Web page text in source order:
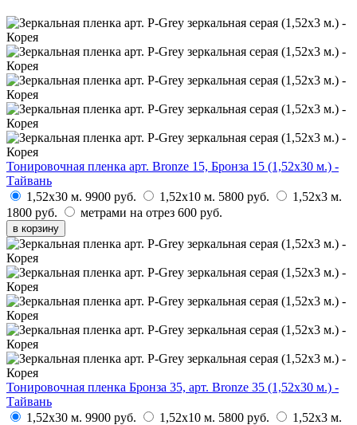
Тонировочная пленка арт. Bronze 15, Бронза 15 (1,52х30 м.) -
Тайвань
1,52х30 м. 9900 руб. 1,52х10 м. 5800 руб.
1,52х3 м.
1800 руб.
метрами на отрез 600 руб.
в корзину
Тонировочная пленка Бронза 35, арт. Bronze 35 (1,52х30 м.) -
Тайвань
1,52х30 м. 9900 руб. 1,52х10 м. 5800 руб.
1,52х3 м.